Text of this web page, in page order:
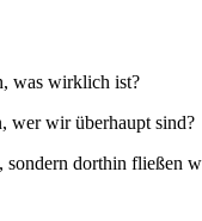
was wirklich ist?
wer wir überhaupt sind?
sondern dorthin fließen